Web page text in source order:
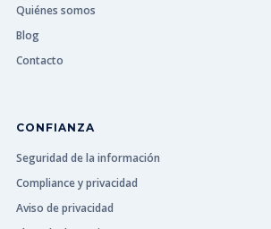
Quiénes somos
Blog
Contacto
CONFIANZA
Seguridad de la información
Compliance y privacidad
Aviso de privacidad